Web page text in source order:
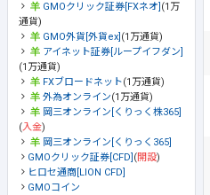
GMOクリック証券[FXネオ] (1万
通貨)
GMO外貨[外貨ex] (1万通貨)
アイネット証券[ループイフダン]
(1万通貨)
FXブロードネット(1万通貨)
外為オンライン(1万通貨)
岡三オンライン[くりっく株365]
(入金)
岡三オンライン[くりっく365]
GMOクリック証券[CFD] (開設)
ヒロセ通商[LION CFD]
GMOコイン